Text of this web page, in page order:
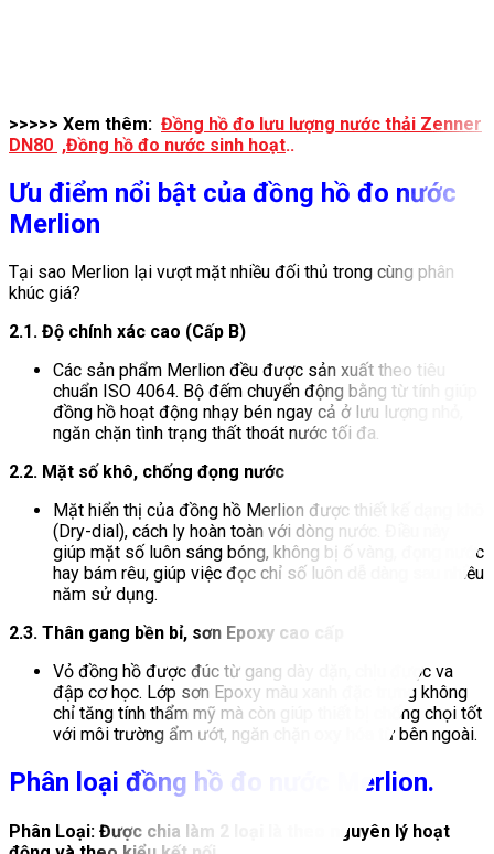
>>>>> Xem thêm: Đồng hồ đo lưu lượng nước thải Zenner
DN80 ,Đồng hồ đo nước sinh hoạt..
Ưu điểm nổi bật của đồng hồ đo nước
Merlion
Tại sao Merlion lại vượt mặt nhiều đối thủ trong cùng phân
khúc giá?
2.1. Độ chính xác cao (Cấp B)
Các sản phẩm Merlion đều được sản xuất theo tiêu
chuẩn ISO 4064. Bộ đếm chuyển động bằng từ tính giúp
đồng hồ hoạt động nhạy bén ngay cả ở lưu lượng nhỏ,
ngăn chặn tình trạng thất thoát nước tối đa.
2.2. Mặt số khô, chống đọng nước
Mặt hiển thị của đồng hồ Merlion được thiết kế dạng khô
(Dry-dial), cách ly hoàn toàn với dòng nước. Điều này
giúp mặt số luôn sáng bóng, không bị ố vàng, đọng nước
hay bám rêu, giúp việc đọc chỉ số luôn dễ dàng sau nhiều
năm sử dụng.
2.3. Thân gang bền bỉ, sơn Epoxy cao cấp
Vỏ đồng hồ được đúc từ gang dày dặn, chịu được va
đập cơ học. Lớp sơn Epoxy màu xanh đặc trưng không
chỉ tăng tính thẩm mỹ mà còn giúp thiết bị chống chọi tốt
với môi trường ẩm ướt, ngăn chặn oxy hóa từ bên ngoài.
Phân loại đồng hồ đo nước Merlion.
Phân Loại: Được chia làm 2 loại là theo nguyên lý hoạt